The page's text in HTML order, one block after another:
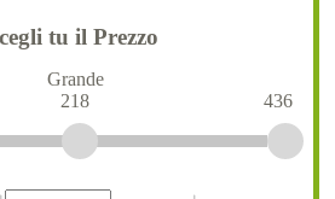
tu il Prezzo
Grande
218
436